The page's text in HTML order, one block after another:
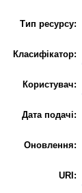
Тип ресурсу:
Класифікатор:
Користувач:
Дата подачі:
Оновлення:
URI: